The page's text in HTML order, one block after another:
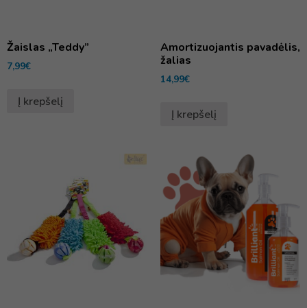
Žaislas „Teddy”
7,99€
Į krepšelį
Amortizuojantis pavadėlis,
žalias
14,99€
Į krepšelį